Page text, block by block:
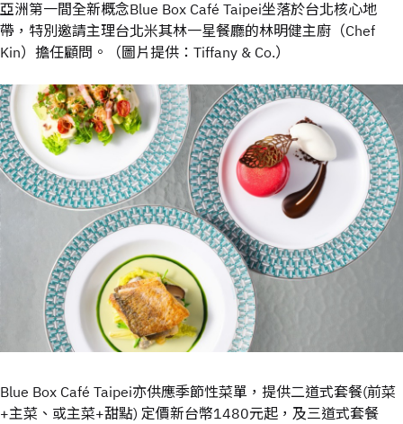
亞洲第一間全新概念Blue Box Café Taipei坐落於台北核心地
帶，特別邀請主理台北米其林一星餐廳的林明健主廚（Chef
Kin）擔任顧問。（圖片提供：Tiffany & Co.）
Blue Box Café Taipei亦供應季節性菜單，提供二道式套餐(前菜
+主菜、或主菜+甜點) 定價新台幣1480元起，及三道式套餐